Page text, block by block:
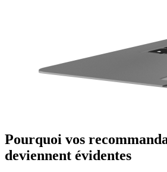
Pourquoi vos
deviennent évidentes